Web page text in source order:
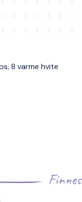
8 varme hvite